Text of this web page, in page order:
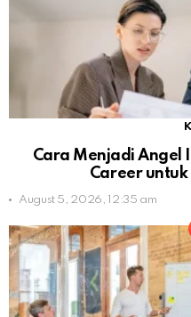
Cara Menjadi Angel
Career untuk
August 5, 2026, 12:35 am